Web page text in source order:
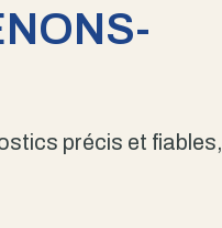
précis et fiables,